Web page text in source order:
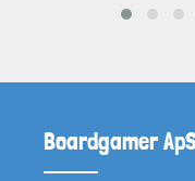
Boardgamer